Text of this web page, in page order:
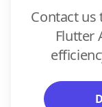
Contact
Flutter